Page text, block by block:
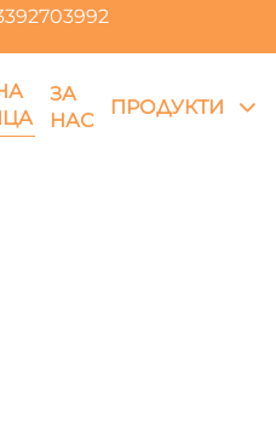
ЗА
НАС
ПРОДУКТИ